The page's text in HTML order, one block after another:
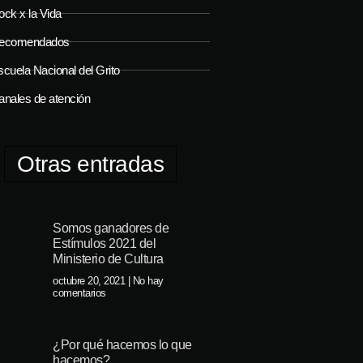
x la Vida
Nacional del Grito
de atención
Otras entradas
Somos ganadores de
Estímulos 2021 del
Ministerio de Cultura
octubre 20, 2021 No hay
comentarios
¿Por qué hacemos lo que
hacemos?